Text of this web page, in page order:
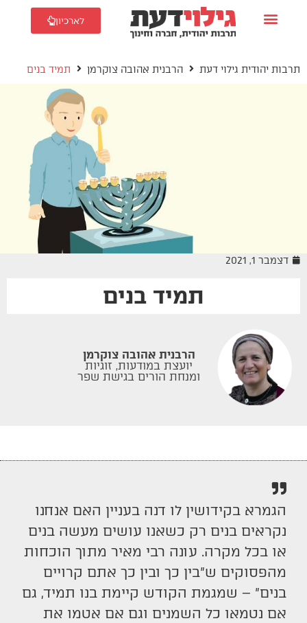
לארכיון
תרבות יהודית גילוי דעת הרבנית אהובה צוקרמן תמיד בנים
דצמבר 1, 2021
הרבנית אהובה צוקרמןתמיד בנים
הרבנית אהובה צוקרמן
יועצת במודעות, זוגיות
ומנחת הורים בגישת שפר
הגמרא בקידושין לו דנה בעניין האם אנחנו
נקראים בנים רק כשאנו עושים מעשה בנים
או בכל מקרה. עונה רבי מאיר מתוך הוכחות
מהפסוקים ש"בין כך ובין כך אתם קרויים
בנים" – שמגמת הקודש קיימת בנו תמיד, גם
אם נטמאו כל השמנים וגם אם אטמו את